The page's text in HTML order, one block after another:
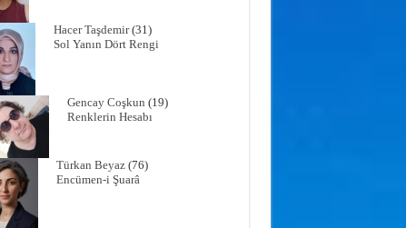
Hacer Taşdemir(31)
Sol Yanın Dört Rengi
Gencay Coşkun (19)
Renklerin Hesabı
Türkan Beyaz(76)
Encümen-i Şuarâ